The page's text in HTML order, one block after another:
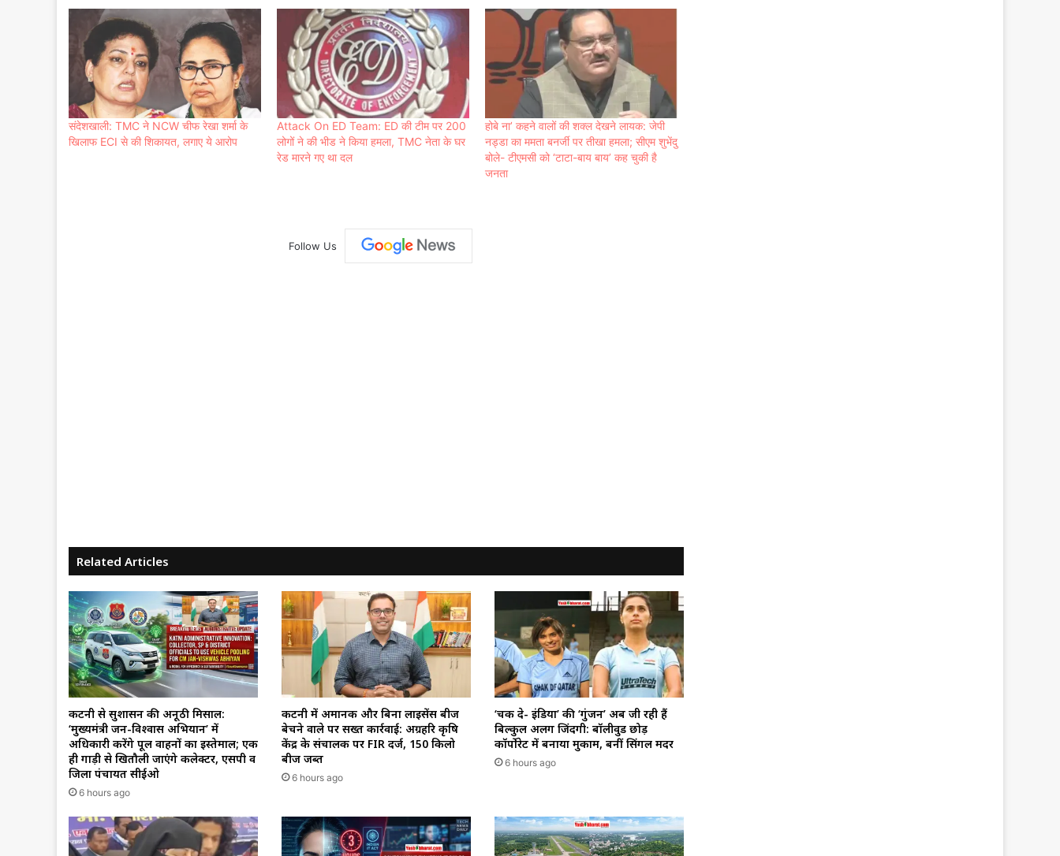
संदेशखाली: TMC ने NCW चीफ रेखा शर्मा के
खिलाफ ECI से की शिकायत, लगाए ये आरोप
Attack On ED Team: ED की टीम पर 200
लोगों ने की भीड ने किया हमला, TMC नेता के घर
रेड मारने गए था दल
होबे ना’ कहने वालों की शक्ल देखने लायक: जेपी
नड्डा का ममता बनर्जी पर तीखा हमला; सीएम शुभेंदु
बोले- टीएमसी को ‘टाटा-बाय बाय’ कह चुकी है
जनता
Follow Us
Related Articles
कटनी से सुशासन की अनूठी मिसाल:
‘मुख्यमंत्री जन-विश्वास अभियान’ में
अधिकारी करेंगे पूल वाहनों का इस्तेमाल; एक
ही गाड़ी से खितौली जाएंगे कलेक्टर, एसपी व
जिला पंचायत सीईओ
6 hours ago
कटनी में अमानक और बिना लाइसेंस बीज
बेचने वाले पर सख्त कार्रवाई: अग्रहरि कृषि
केंद्र के संचालक पर FIR दर्ज, 150 किलो
बीज जब्त
6 hours ago
‘चक दे- इंडिया’ की ‘गुंजन’ अब जी रही हैं
बिल्कुल अलग जिंदगी: बॉलीवुड छोड़
कॉर्पोरेट में बनाया मुकाम, बनीं सिंगल मदर
6 hours ago